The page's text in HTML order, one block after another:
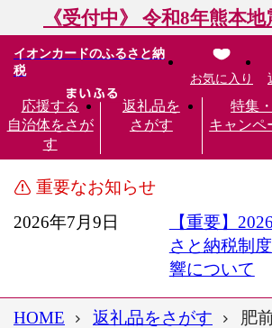
《受付中》 令和8年熊本
イオンカードのふるさと納
税
応援する
自治体をさが
す
返礼品を
さがす
特集・
キャンペ
お気に入り
重要なお知らせ
2026年7月9日
【重要】
さと納税制
響について
HOME 返礼品をさがす 肥